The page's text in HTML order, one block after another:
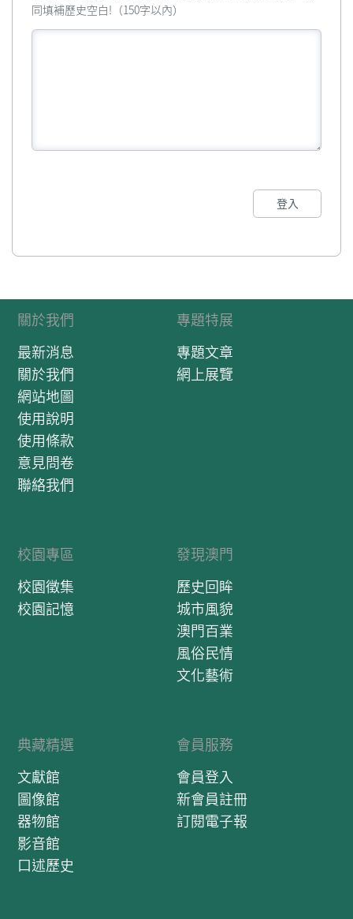
同填補歷史空白!（150字以內）
登入
關於我們
最新消息
關於我們
網站地圖
使用說明
使用條款
意見問卷
聯絡我們
專題特展
專題文章
網上展覽
校園專區
校園徵集
校園記憶
發現澳門
歷史回眸
城市風貌
澳門百業
風俗民情
文化藝術
典藏精選
文獻館
圖像館
器物館
影音館
口述歷史
會員服務
會員登入
新會員註冊
訂閱電子報